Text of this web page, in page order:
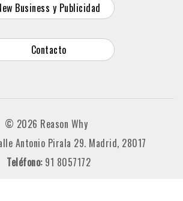
Business y Publicidad
Contacto
© 2026 Reason Why
Antonio Pirala 29. Madrid, 28017
Teléfono: 91 8057172